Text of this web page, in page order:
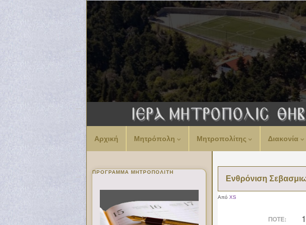
Αρχική Μητρόπολη Μητροπολίτης Διακονία
Ενθρόνιση
Από XS
ΠΌΤΕ:
ΠΡΌΓΡΑΜΜΑ ΜΗΤΡΟΠΟΛΊΤΗ